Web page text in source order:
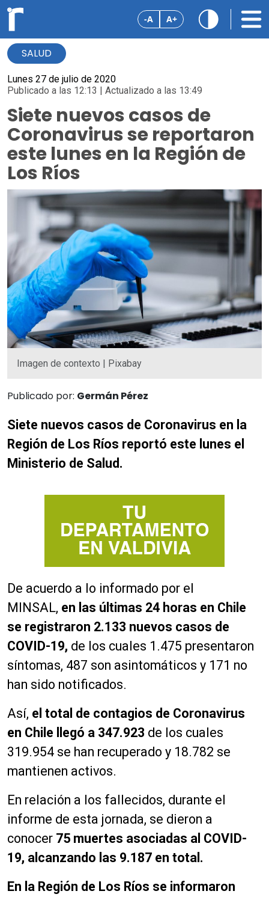
-A A+
SALUD
Lunes 27 de julio de 2020
Publicado a las 12:13 | Actualizado a las 13:49
Siete nuevos casos de
Coronavirus se reportaron
este lunes en la Región de
Los Ríos
Imagen de contexto | Pixabay
Publicado por: Germán Pérez
Siete nuevos casos de Coronavirus en la
Región de Los Ríos reportó este lunes el
Ministerio de Salud.
De acuerdo a lo informado por el
MINSAL, en las últimas 24 horas en Chile
se registraron 2.133 nuevos casos de
COVID-19, de los cuales 1.475 presentaron
síntomas, 487 son asintomáticos y 171 no
han sido notificados.
Así, el total de contagios de Coronavirus
en Chile llegó a 347.923 de los cuales
319.954 se han recuperado y 18.782 se
mantienen activos.
En relación a los fallecidos, durante el
informe de esta jornada, se dieron a
conocer 75 muertes asociadas al COVID-
19, alcanzando las 9.187 en total.
En la Región de Los Ríos se informaron